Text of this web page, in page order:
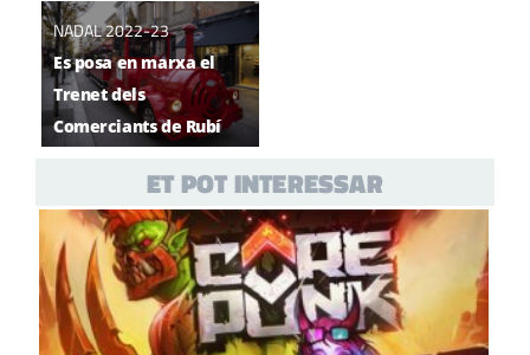
NADAL 2022-23
Es posa en marxa el
Trenet dels
Comerciants de Rubí
ET POT INTERESSAR